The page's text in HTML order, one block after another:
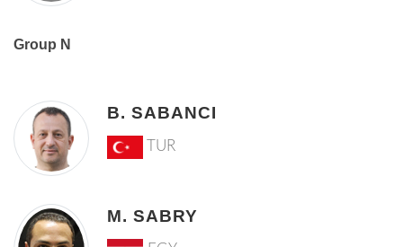
Group N
B. SABANCI
TUR
M. SABRY